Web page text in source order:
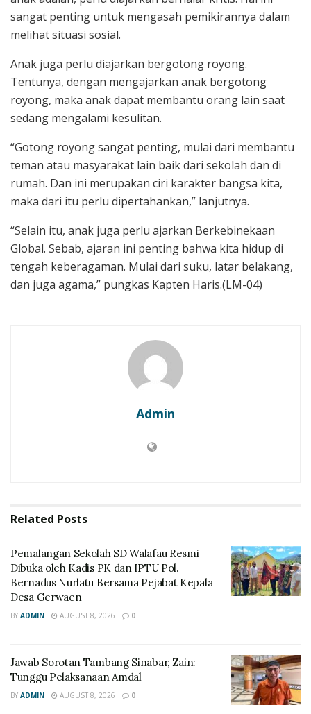
sangat penting untuk mengasah pemikirannya dalam
melihat situasi sosial.
Anak juga perlu diajarkan bergotong royong.
Tentunya, dengan mengajarkan anak bergotong
royong, maka anak dapat membantu orang lain saat
sedang mengalami kesulitan.
“Gotong royong sangat penting, mulai dari membantu
teman atau masyarakat lain baik dari sekolah dan di
rumah. Dan ini merupakan ciri karakter bangsa kita,
maka dari itu perlu dipertahankan,” lanjutnya.
“Selain itu, anak juga perlu ajarkan Berkebinekaan
Global. Sebab, ajaran ini penting bahwa kita hidup di
tengah keberagaman. Mulai dari suku, latar belakang,
dan juga agama,” pungkas Kapten Haris.(LM-04)
Admin
Related Posts
Pemalangan Sekolah SD Walafau Resmi
Dibuka oleh Kadis PK dan IPTU Pol.
Bernadus Nurlatu Bersama Pejabat Kepala
Desa Gerwaen
BY ADMIN AUGUST 8, 2026 0
Jawab Sorotan Tambang Sinabar, Zain:
Tunggu Pelaksanaan Amdal
BY ADMIN AUGUST 8, 2026 0